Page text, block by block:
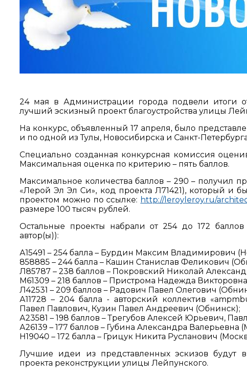
24 мая в Администрации города подвели итоги
лучший эскизный проект благоустройства улицы
На конкурс, объявленный 17 апреля, было
и по одной из Тулы, Новосибирска и Санкт-
Специально созданная конкурсная комиссия
Максимальная оценка по критерию – пять баллов.
Максимальное количества баллов – 290 – получил
«Лерой Эл Эл Си», код проекта Л71421), который и
проектом можно по ссылке: http://leroyleroy.ru/
размере 100 тысяч рублей.
Остальные проекты набрали от 254 до 172
автор(ы)):
А15491 – 254 балла – Бурдин Максим Владимирович
858885 – 244 балла – Кашин Станислав Феликович
Л85787 – 238 баллов – Покровский Николай
М61309 – 218 баллов – Пристрома Надежда Викторовна
Л42531 – 209 баллов – Радович Павел Олегович
А11728 – 204 балла - авторский коллектив
Павел Павлович, Кузин Павел Андреевич (Обнинск);
А23581 – 198 баллов – Трегубов Алексей Юрьевич,
А26139 – 177 баллов – Губина Александра Валерьевна
Н19040 – 172 балла – Грицук Никита Русланович
Лучшие идеи из представленных эскизов будут
проекта реконструкции улицы Лейпунского.